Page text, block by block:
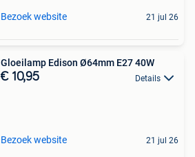
Bezoek website 21 jul 26
Gloeilamp Edison Ø64mm E27 40W
€ 10,95 Details
Bezoek website 21 jul 26